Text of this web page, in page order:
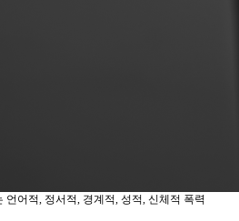
언어적, 정서적, 경계적, 성적, 신체적 폭력